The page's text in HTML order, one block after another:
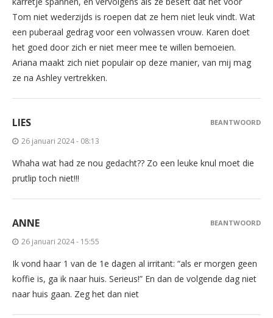
Tom niet wederzijds is roepen dat ze hem niet leuk vindt. Wat
een puberaal gedrag voor een volwassen vrouw. Karen doet
het goed door zich er niet meer mee te willen bemoeien.
Ariana maakt zich niet populair op deze manier, van mij mag
ze na Ashley vertrekken.
LIES
26 januari 2024 - 08:13
Whaha wat had ze nou gedacht?? Zo een leuke knul moet die
prutlip toch niet!!!
BEANTWOORD
ANNE
26 januari 2024 - 15:55
Ik vond haar 1 van de 1e dagen al irritant: “als er morgen geen
koffie is, ga ik naar huis. Serieus!” En dan de volgende dag niet
naar huis gaan. Zeg het dan niet
BEANTWOORD